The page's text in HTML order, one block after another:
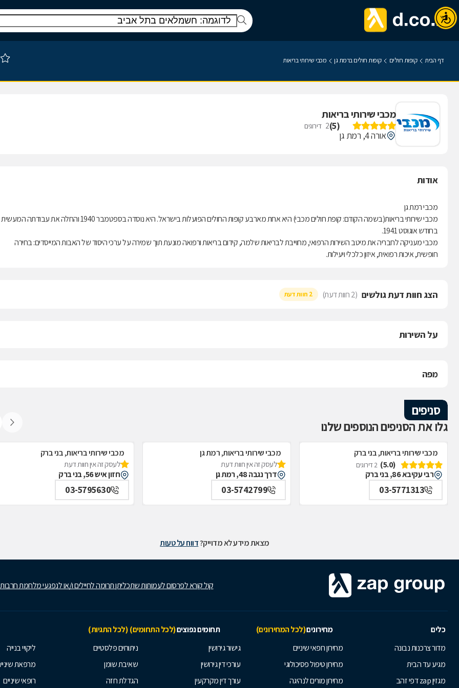
דף הבית קופות חולים קופות חולים ברמת גן מכבי שירותי בריאות
מכבי שירותי בריאות
(
5
)
2 דירוגים
אורה 4, רמת גן
אודות
מכבי רמת גן
מכבי שירותי בריאות(בשמה הקודם: קופת חולים מכבי) היא אחת מארבע קופות החולים הפועלות בישראל. היא נוסדה בספטמבר 1940 והחלה את עבודתה המעשית
בחודש אוגוסט 1941.
מכבי מעניקה לחבריה את מיטב השירות הרפואי, מחוייבת לבריאות שלמה, קידום בריאות ורפואה מונעת תוך שמירה על ערכי היסוד של האבות המייסדים: בחירה
חופשית, איכות רפואית, איזון כלכלי ויעילות.
הצג חוות דעת גולשים (2 חוות דעת) 2 חוות דעת
על השירות
מפה
סניפים
גלו את הסניפים הנוספים שלנו
מכבי שירותי בריאות, בני ברק
(5.0)
2 דירוגים
רבי עקיבא 86, בני ברק
03-5771313
מכבי שירותי בריאות, רמת גן
לעסק זה אין חוות דעת
דרך נגבה 48, רמת גן
03-5742799
מכבי שירותי בריאות, בני ברק
לעסק זה אין חוות דעת
חזון איש 56, בני ברק
03-5795630
מצאת מידע לא מדוייק?דווח על טעות
קול קורא לפרסום לעמותות שתכליתן תרומה לחיילים ו/או לנפגעי מלחמת
כלים מחירונים(לכל המחירונים) תחומים נפוצים(לכל התחומים) (לכל התגיות)
מדור צרכנות נבונה
מגיע עד הבית
מגזין zap דפי זהב
מחירון רופאי שיניים
מחירון טיפול פסיכולוגי
מחירון מורים לנהיגה
גישור גירושין
עורכי דין גירושין
עורך דין מקרקעין
ניתוחים פלסטיים
שאיבת שומן
הגדלת חזה
ליקויי בנייה
מרפאת
רופאי שיניים